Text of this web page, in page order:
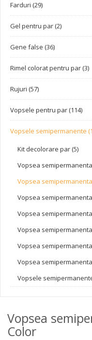
Farduri (29)
Gel pentru par (2)
Gene false (36)
Rimel colorat pentru par (3)
Rujuri (57)
Vopsele pentru par (114)
Vopsele semipermanente
Kit decolorare par (5)
Vopsea
Vopsea
Vopsea
Vopsea
Vopsea
Vopsea
Vopsea
Vopsele
Vopsea
Color